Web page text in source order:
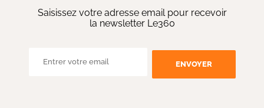
Saisissez votre adresse email pour recevoir
la newsletter Le360
ENVOYER